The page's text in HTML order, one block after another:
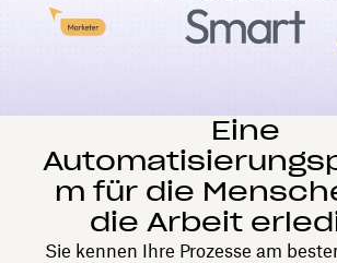
Eine
m für die
die Arbeit
Sie kennen Ihre Prozesse am